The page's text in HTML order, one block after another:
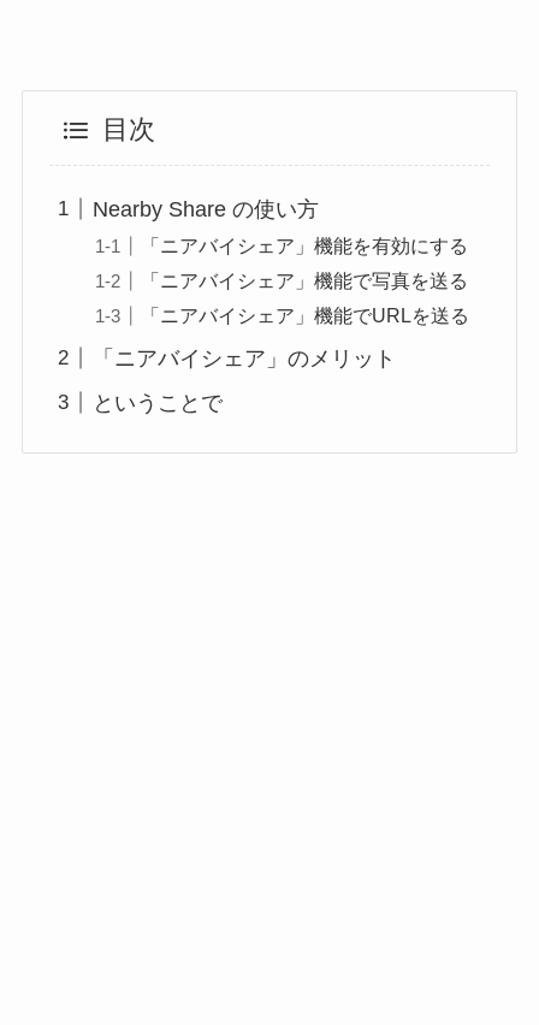
目次
Nearby Share の使い方
「ニアバイシェア」機能を有効にする
「ニアバイシェア」機能で写真を送る
「ニアバイシェア」機能でURLを送る
「ニアバイシェア」のメリット
ということで